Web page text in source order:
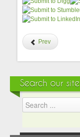
Prev
Search our site